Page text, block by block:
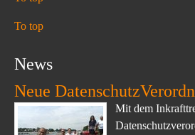
To top
News
Neue
Mit dem